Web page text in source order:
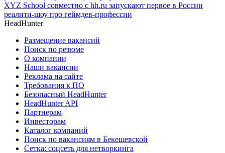
XYZ School совместно с hh.ru запускают первое в России
реалити-шоу про геймдев-профессии
HeadHunter
Размещение вакансий
Поиск по резюме
О компании
Наши вакансии
Реклама на сайте
Требования к ПО
Безопасный HeadHunter
HeadHunter API
Партнерам
Инвесторам
Каталог компаний
Поиск по вакансиям в Бекешевской
Сетка: соцсеть для нетворкинга